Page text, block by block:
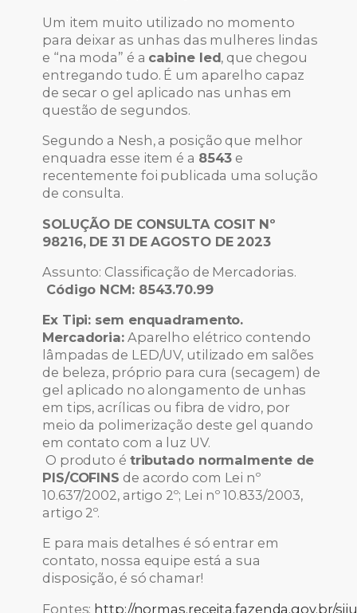
Um item muito utilizado no momento
para deixar as unhas das mulheres lindas
e “na moda” é a cabine led, que chegou
entregando tudo. É um aparelho capaz
de secar o gel aplicado nas unhas em
questão de segundos.
Segundo a Nesh, a posição que melhor
enquadra esse item é a 8543 e
recentemente foi publicada uma solução
de consulta.
SOLUÇÃO DE CONSULTA COSIT Nº
98216, DE 31 DE AGOSTO DE 2023
Assunto: Classificação de Mercadorias.
Código NCM: 8543.70.99
Ex Tipi: sem enquadramento.
Mercadoria:Aparelho elétrico contendo
lâmpadas de LED/UV, utilizado em salões
de beleza, próprio para cura (secagem) de
gel aplicado no alongamento de unhas
em tips, acrílicas ou fibra de vidro, por
meio da polimerização deste gel quando
em contato com a luz UV.
O produto é tributado normalmente de
PIS/COFINS de acordo com Lei nº
10.637/2002, artigo 2º; Lei nº 10.833/2003,
artigo 2º.
E para mais detalhes é só entrar em
contato, nossa equipe está a sua
disposição, é só chamar!
Fontes: http://normas.receita.fazenda.gov.br/